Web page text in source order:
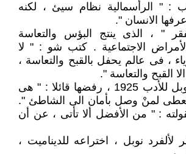
: " الرأسمالية نظام سيئ ، لكنه
الانسان ".
" ، الذى ينتج البؤس والتعاسة
الاجتماعية . كتب شو : " لا
، فى عالم يحفل بالقبح والتعاسة ،
القبح والتعاسة ".
حينما فاز بجائزة نوبل للأدب 1925 ، رفضها قائلا : " هى
لمنْ وصل بأمان الى الشاطئ ".
: " من الأفضل ألا تأتى ، عن أن
لألفرد نوبل ، اختراعه للديناميت ،